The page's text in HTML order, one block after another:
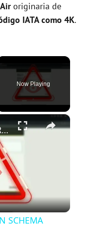
originaria de
IATA como 4K.
Now Playing
×
C BBDD 6 6 INFORMATION SCHEMA
SCHEMA